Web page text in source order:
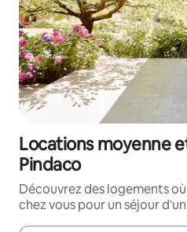
Locations moyenne
Pindaco
Découvrez des logements
chez vous pour un séjour